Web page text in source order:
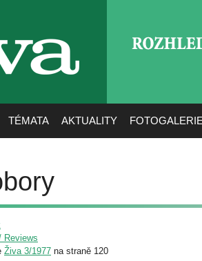
TÉMATA AKTUALITY
Reviews
Živa 3/1977 na straně 120